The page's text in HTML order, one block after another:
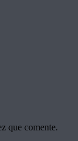
que comente.